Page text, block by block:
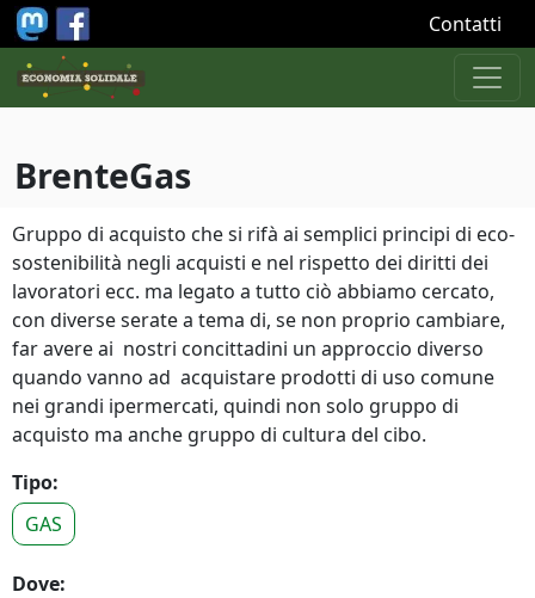
Salta al contenuto principale Contatti
BrenteGas
Gruppo di acquisto che si rifà ai semplici principi di eco-
sostenibilità negli acquisti e nel rispetto dei diritti dei
lavoratori ecc. ma legato a tutto ciò abbiamo cercato,
con diverse serate a tema di, se non proprio cambiare,
far avere ai nostri concittadini un approccio diverso
quando vanno ad acquistare prodotti di uso comune
nei grandi ipermercati, quindi non solo gruppo di
acquisto ma anche gruppo di cultura del cibo.
Tipo:
GAS
Dove: